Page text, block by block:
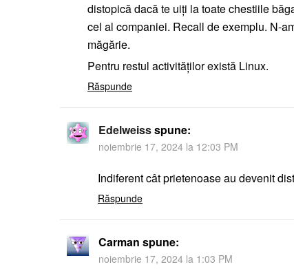
distopică dacă te uiți la toate chestiile
cel al companiei. Recall de exemplu. N-
măgărie.
Pentru restul activităților există Linux.
Răspunde
Edelweissspune:
noiembrie 17, 2024 la 12:03 PM
Indiferent cât prietenoase au devenit
Răspunde
Carman spune:
noiembrie 17, 2024 la 1:03 PM